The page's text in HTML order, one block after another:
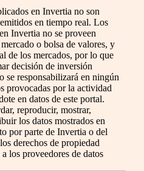
en Invertia no son
en tiempo real. Los
Invertia no se proveen
o bolsa de valores, y
de los mercados, por lo que
decisión de inversión
se responsabilizará en ningún
provocadas por la actividad
en datos de este portal.
reproducir, mostrar,
los datos mostrados en
por parte de Invertia o del
derechos de propiedad
los proveedores de datos